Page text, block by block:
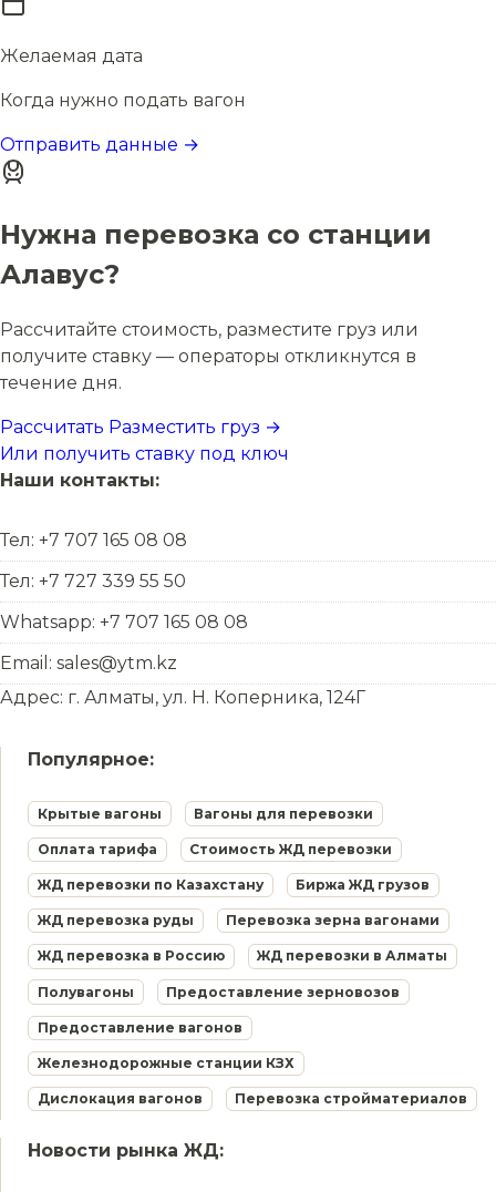
Желаемая дата
Когда нужно подать вагон
Отправить данные →
Нужна перевозка со станции
Алавус?
Рассчитайте стоимость, разместите груз или
получите ставку — операторы откликнутся в
течение дня.
Рассчитать Разместить груз →
Или получить ставку под ключ
Наши контакты:
Тел: +7 707 165 08 08
Тел: +7 727 339 55 50
Whatsapp: +7 707 165 08 08
Email: sales@ytm.kz
Адрес: г. Алматы, ул. Н. Коперника, 124Г
Популярное:
Крытые вагоны Вагоны для перевозки
Оплата тарифа Стоимость ЖД перевозки
ЖД перевозки по Казахстану Биржа ЖД грузов
ЖД перевозка руды Перевозка зерна вагонами
ЖД перевозка в Россию ЖД перевозки в Алматы
Полувагоны Предоставление зерновозов
Предоставление вагонов
Железнодорожные станции КЗХ
Дислокация вагонов Перевозка стройматериалов
Новости рынка ЖД: